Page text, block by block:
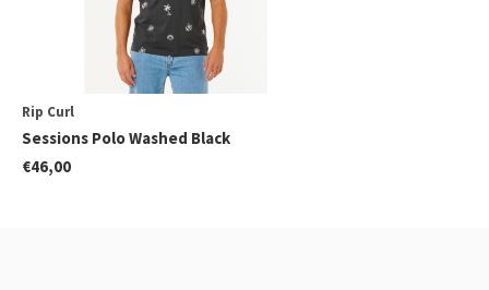
Rip Curl
Sessions Polo Washed Black
€46,00